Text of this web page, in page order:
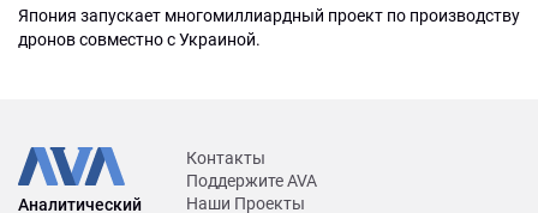
Япония запускает многомиллиардный проект по производству
дронов совместно с Украиной.
Аналитический
Контакты
Поддержите AVA
Наши Проекты